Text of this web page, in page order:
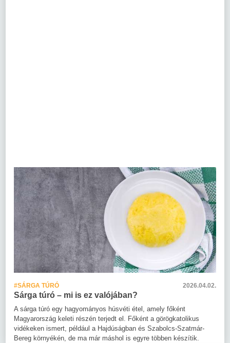
#SÁRGA TÚRÓ 2026.04.02.
Sárga túró – mi is ez valójában?
A sárga túró egy hagyományos húsvéti étel, amely főként
Magyarország keleti részén terjedt el. Főként a görögkatolikus
vidékeken ismert, például a Hajdúságban és Szabolcs-Szatmár-
Bereg környékén, de ma már máshol is egyre többen készítik.